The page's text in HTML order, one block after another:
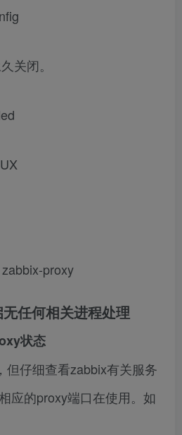
关闭。
proxy
任何相关进程处理
状态
但仔细查看zabbix有关服务
应的proxy端口在使用。如